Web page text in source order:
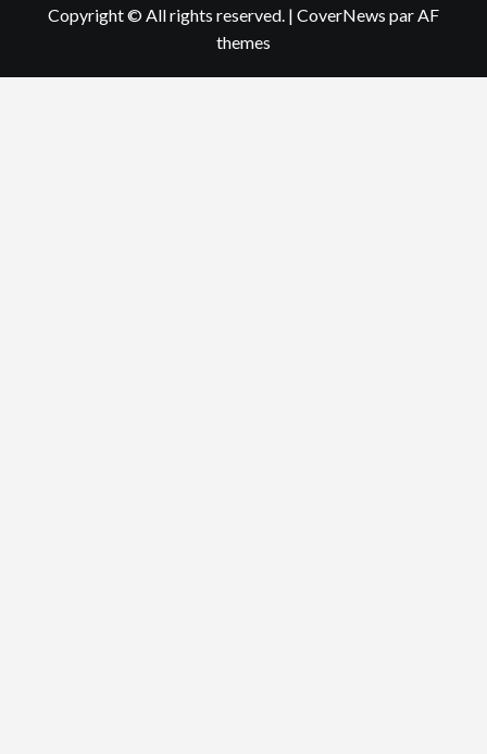
Copyright © All rights reserved. | CoverNews par AF
themes